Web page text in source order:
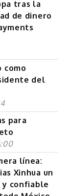
tras la
de dinero
como
del
para
línea:
Xinhua un
confiable